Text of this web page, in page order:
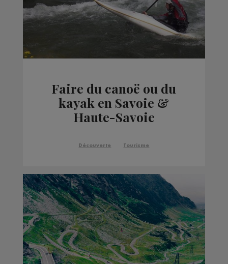
Faire du canoë ou du
kayak en Savoie &
Haute-Savoie
Découverte Tourisme